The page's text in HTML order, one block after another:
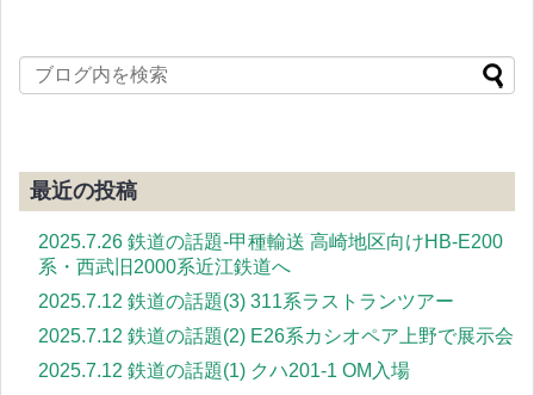
最近の投稿
2025.7.26 鉄道の話題-甲種輸送 高崎地区向けHB-E200
系・西武旧2000系近江鉄道へ
2025.7.12 鉄道の話題(3) 311系ラストランツアー
2025.7.12 鉄道の話題(2) E26系カシオペア上野で展示会
2025.7.12 鉄道の話題(1) クハ201-1 OM入場